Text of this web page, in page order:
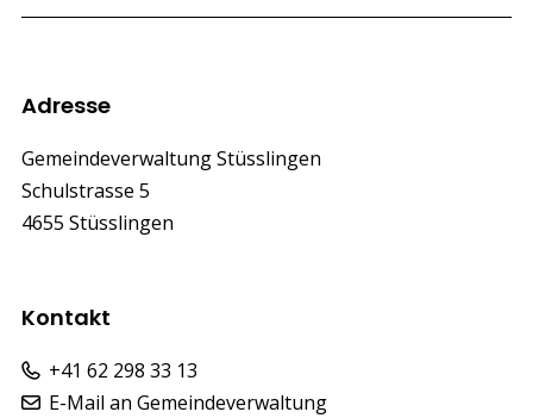
Footer
Adresse
Gemeindeverwaltung Stüsslingen
Schulstrasse 5
4655 Stüsslingen
Kontakt
+41 62 298 33 13
E-Mail an Gemeindeverwaltung